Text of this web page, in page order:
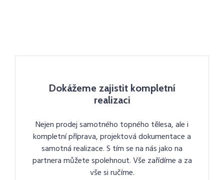
Dokážeme zajistit kompletní
realizaci
Nejen prodej samotného topného tělesa, ale i
kompletní příprava, projektová dokumentace a
samotná realizace. S tím se na nás jako na
partnera můžete spolehnout. Vše zařídíme a za
vše si ručíme.